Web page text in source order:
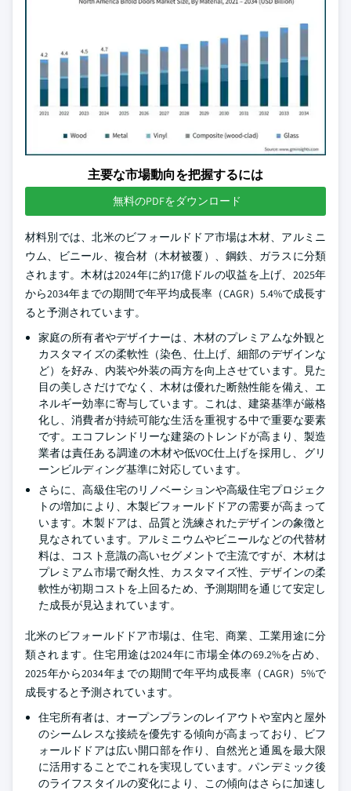
主要な市場動向を把握するには
無料のPDFをダウンロード
材料別では、北米のビフォールドドア市場は木材、アルミニ
ウム、ビニール、複合材（木材被覆）、鋼鉄、ガラスに分類
されます。木材は2024年に約17億ドルの収益を上げ、2025年
から2034年までの期間で年平均成長率（CAGR）5.4%で成長す
ると予測されています。
家庭の所有者やデザイナーは、木材のプレミアムな外観と
カスタマイズの柔軟性（染色、仕上げ、細部のデザインな
ど）を好み、内装や外装の両方を向上させています。見た
目の美しさだけでなく、木材は優れた断熱性能を備え、エ
ネルギー効率に寄与しています。これは、建築基準が厳格
化し、消費者が持続可能な生活を重視する中で重要な要素
です。エコフレンドリーな建築のトレンドが高まり、製造
業者は責任ある調達の木材や低VOC仕上げを採用し、グリ
ーンビルディング基準に対応しています。
さらに、高級住宅のリノベーションや高級住宅プロジェク
トの増加により、木製ビフォールドドアの需要が高まって
います。木製ドアは、品質と洗練されたデザインの象徴と
見なされています。アルミニウムやビニールなどの代替材
料は、コスト意識の高いセグメントで主流ですが、木材は
プレミアム市場で耐久性、カスタマイズ性、デザインの柔
軟性が初期コストを上回るため、予測期間を通じて安定し
た成長が見込まれています。
北米のビフォールドドア市場は、住宅、商業、工業用途に分
類されます。住宅用途は2024年に市場全体の69.2%を占め、
2025年から2034年までの期間で年平均成長率（CAGR）5%で
成長すると予測されています。
住宅所有者は、オープンプランのレイアウトや室内と屋外
のシームレスな接続を優先する傾向が高まっており、ビフ
ォールドドアは広い開口部を作り、自然光と通風を最大限
に活用することでこれを実現しています。パンデミック後
のライフスタイルの変化により、この傾向はさらに加速し